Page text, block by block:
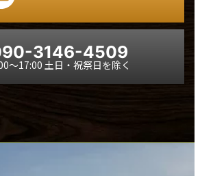
3146-4509
～17:00 土日・祝祭日を除く